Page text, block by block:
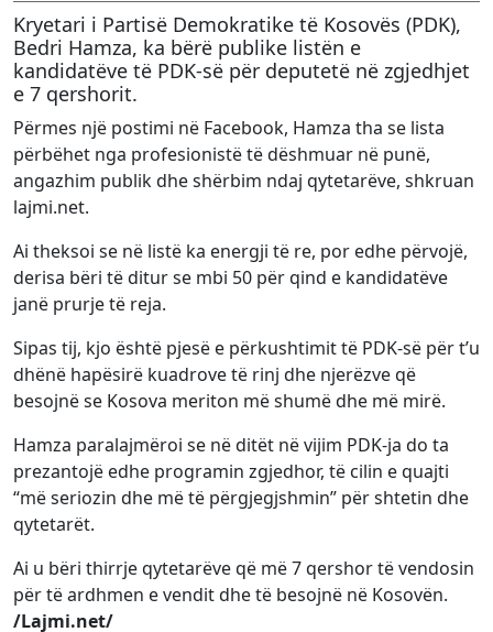
Kryetari i Partisë Demokratike të Kosovës (PDK),
Bedri Hamza, ka bërë publike listën e
kandidatëve të PDK-së për deputetë në zgjedhjet
e 7 qershorit.
Përmes një postimi në Facebook, Hamza tha se lista
përbëhet nga profesionistë të dëshmuar në punë,
angazhim publik dhe shërbim ndaj qytetarëve, shkruan
lajmi.net.
Ai theksoi se në listë ka energji të re, por edhe përvojë,
derisa bëri të ditur se mbi 50 për qind e kandidatëve
janë prurje të reja.
Sipas tij, kjo është pjesë e përkushtimit të PDK-së për t’u
dhënë hapësirë kuadrove të rinj dhe njerëzve që
besojnë se Kosova meriton më shumë dhe më mirë.
Hamza paralajmëroi se në ditët në vijim PDK-ja do ta
prezantojë edhe programin zgjedhor, të cilin e quajti
“më seriozin dhe më të përgjegjshmin” për shtetin dhe
qytetarët.
Ai u bëri thirrje qytetarëve që më 7 qershor të vendosin
për të ardhmen e vendit dhe të besojnë në Kosovën.
/Lajmi.net/